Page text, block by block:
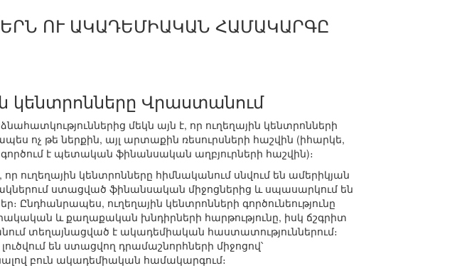
ՈՒ ԱԿԱԴԵՄԻԱԿԱՆ ՀԱՄԱԿԱՐԳԸ
կենտրոնները Վրաստանում
մեկն այն է, որ ուղեղային կենտրոնների
ոչ թե ներքին, այլ արտաքին ռեսուրսների հաշվին (իհարկե,
գործում է պետական ֆինանսական աղբյուրների հաշվին)։
ուղեղային կենտրոնները հիմնականում սնվում են ամերիկյան
ստացված ֆինանսական միջոցներից և սպասարկում են
Ընդհանրապես, ուղեղային կենտրոնների գործունեությունը
և քաղաքական խնդիրների հարթությունը, իսկ ճշգրիտ
տեղայնացված է ակադեմիական հաստատություններում։
են ստացվող դրամաշնորհների միջոցով՝
բուն ակադեմիական համակարգում։